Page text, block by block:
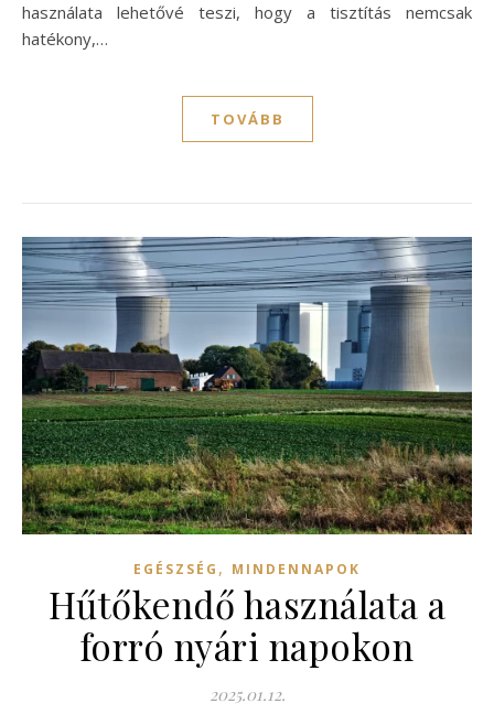
használata lehetővé teszi, hogy a tisztítás nemcsak
hatékony,…
TOVÁBB
EGÉSZSÉG , MINDENNAPOK
Hűtőkendő használata a
forró nyári napokon
2025.01.12.